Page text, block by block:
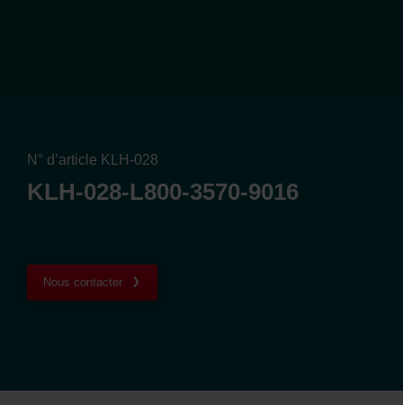
N° d’article KLH-028
KLH-028-L800-3570-9016
Nous contacter